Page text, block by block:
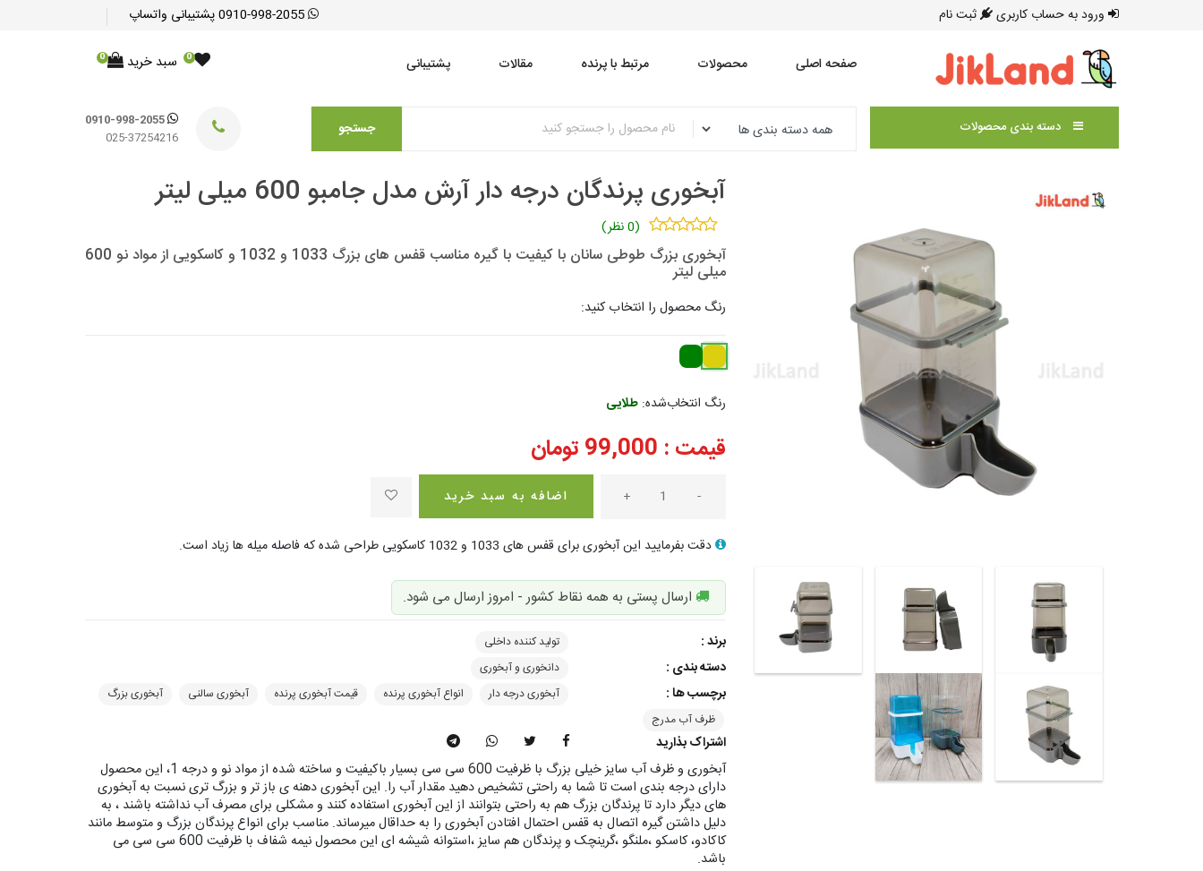
ورود به حساب کاربری ثبت نام 0910-998-2055پشتیبانی واتساپ
صفحه اصلی محصولات مرتبط با پرنده مقالات پشتیبانی 0 سبد خرید 0
دسته بندی محصولات جستجو
0910-998-2055
025-37254216
آبخوری پرندگان درجه دار آرش مدل جامبو 600 میلی لیتر
(0 نظر)
آبخوری بزرگ طوطی سانان با کیفیت با گیره مناسب قفس های بزرگ 1033 و 1032 و کاسکویی از مواد نو 600
میلی لیتر
رنگ محصول را انتخاب کنید:
رنگ انتخاب‌شده:طلایی
قیمت : 99,000 تومان
-
+ اضافه به سبد خرید
دقت بفرمایید این آبخوری برای قفس های 1033 و 1032 کاسکویی طراحی شده که فاصله میله ها زیاد است.
ارسال پستی به همه نقاط کشور - امروز ارسال می شود.
برند : تولید کننده داخلی
دسته بندی : دانخوری و آبخوری
برچسب ها : آبخوری درجه دار انواع آبخوری پرنده قیمت آبخوری پرنده آبخوری سالنی
آبخوری بزرگ
ظرف آب مدرج
اشتراک بذارید
آبخوری و ظرف آب سایز خیلی بزرگ با ظرفیت 600 سی سی بسیار باکیفیت و ساخته شده از مواد نو و درجه 1، این محصول
دارای درجه بندی است تا شما به راحتی تشخیص دهید مقدار آب را. این آبخوری دهنه ی باز تر و بزرگ تری نسبت به آبخوری
های دیگر دارد تا پرندگان بزرگ هم به راحتی بتوانند از این آبخوری استفاده کنند و مشکلی برای مصرف آب نداشته باشند ، به
دلیل داشتن گیره اتصال به قفس احتمال افتادن آبخوری را به حداقال میرساند. مناسب برای انواع پرندگان بزرگ و متوسط مانند
کاکادو، کاسکو ،ملنگو ،گرینچک و پرندگان هم سایز ،استوانه شیشه ای این محصول نیمه شفاف با ظرفیت 600 سی سی می
باشد.